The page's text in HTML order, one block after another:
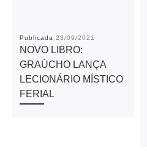
Publicada 23/09/2021
NOVO LIBRO:
GRAÚCHO LANÇA
LECIONÁRIO MÍSTICO
FERIAL